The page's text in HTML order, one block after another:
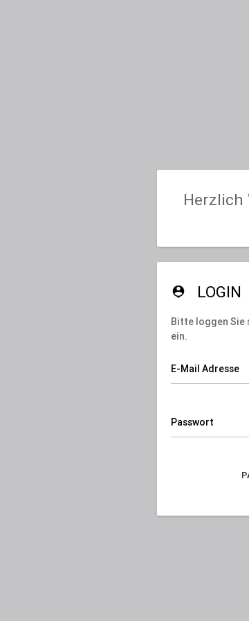
person_pin LOGIN
Bitte loggen Sie
ein.
E-Mail Adresse
Passwort